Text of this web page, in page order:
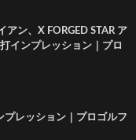
アン、X FORGED STAR ア
インプレッション｜プロ
プレッション｜プロゴルフ